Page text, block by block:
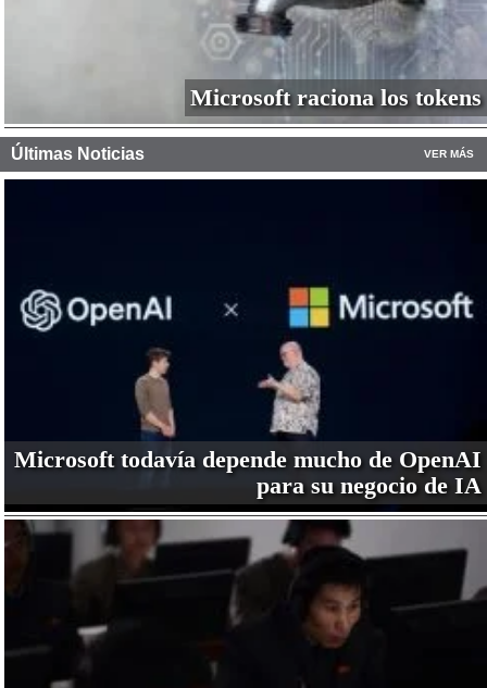
Microsoft raciona los tokens
Últimas Noticias VER MÁS
Microsoft todavía depende mucho de OpenAI
para su negocio de IA